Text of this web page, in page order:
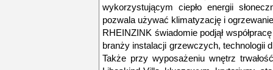
wykorzystującym ciepło energii
pozwala używać klimatyzację i
RHEINZINK świadomie podjął
branży instalacji grzewczych, technologii
Także przy wyposażeniu wnętrz